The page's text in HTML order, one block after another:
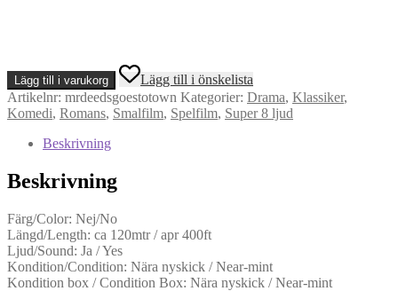
Mr
Deeds
Goes
To
(Super
ljud)
Lägg till i varukorg
Lägg till i önskelista
Artikelnr: mrdeedsgoestotown Kategorier: Drama, Klassiker,
Komedi, Romans, Smalfilm, Spelfilm, Super 8 ljud
Beskrivning
Beskrivning
Färg/Color: Nej/No
Längd/Length: ca 120mtr / apr 400ft
Ljud/Sound: Ja / Yes
Kondition/Condition: Nära nyskick / Near-mint
Kondition box / Condition Box: Nära nyskick / Near-mint